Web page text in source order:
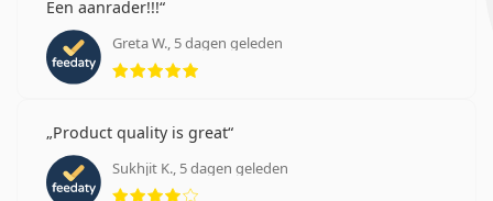
Een aanrader!!!
Greta W., 5 dagen geleden
Beoordeling 5 van 5
Product quality is great
Sukhjit K., 5 dagen geleden
Beoordeling 4 van 5